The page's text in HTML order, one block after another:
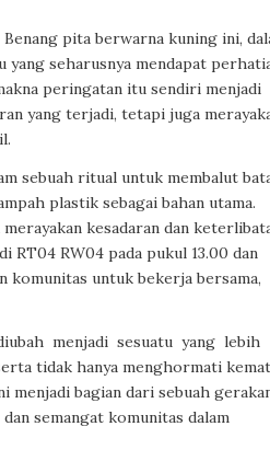
pita berwarna kuning ini,
seharusnya mendapat
peringatan itu sendiri menjadi
yang terjadi, tetapi juga
sebuah ritual untuk membalut
plastik sebagai bahan utama.
kesadaran dan
RW04 pada pukul 13.00 dan
komunitas untuk bekerja bersama,
menjadi sesuatu yang lebih
tidak hanya menghormati
menjadi bagian dari sebuah
semangat komunitas dalam